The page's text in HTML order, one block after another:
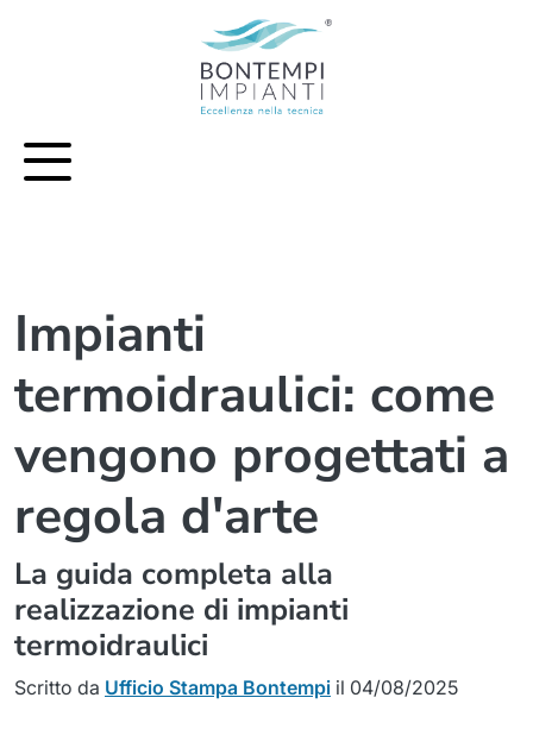
Vai al contenuto principale della pagina
Impianti
termoidraulici: come
vengono progettati a
regola d'arte
La guida completa alla
realizzazione di impianti
termoidraulici
Scritto da Ufficio Stampa Bontempi il 04/08/2025